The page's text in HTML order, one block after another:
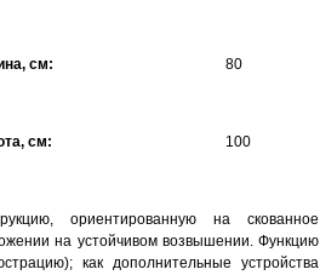
см: 80
см: 100
ориентированную на скованное
на устойчивом возвышении. Функцию
как дополнительные устройства